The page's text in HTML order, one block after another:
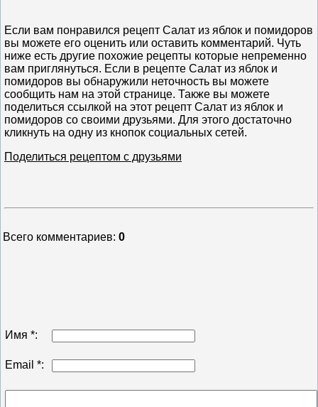
Если вам понравился рецепт Салат из яблок и помидоров
вы можете его оценить или оставить комментарий. Чуть
ниже есть другие похожие рецепты которые непременно
вам приглянуться. Если в рецепте Салат из яблок и
помидоров вы обнаружили неточность вы можете
сообщить нам на этой странице. Также вы можете
поделиться ссылкой на этот рецепт Салат из яблок и
помидоров со своими друзьями. Для этого достаточно
кликнуть на одну из кнопок социальных сетей.
Поделиться рецептом с друзьями
Всего комментариев: 0
Имя *:
Email *: